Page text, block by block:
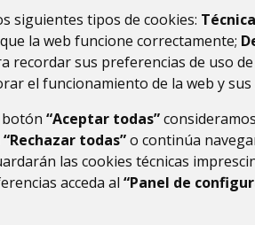
siguientes tipos de cookies:
la web funcione correctamente;
recordar sus preferencias de uso de
el funcionamiento de la web y sus
botón “Aceptar todas”
“Rechazar todas”o continúa
las cookies técnicas
acceda al “Panel de
la ribagorza